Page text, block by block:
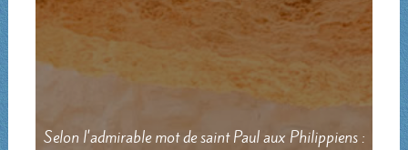
Selon l'admirable mot de saint Paul aux Philippiens :